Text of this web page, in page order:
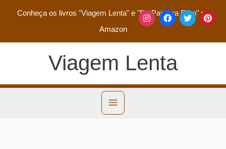
Conheça os livros "Viagem Lenta" e "De Pai para Filho"na
Amazon
Viagem Lenta